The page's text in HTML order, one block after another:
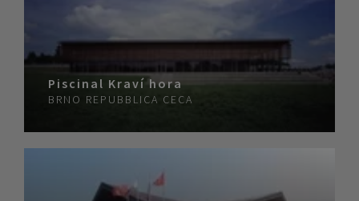
Piscinal Kraví hora
BRNO REPUBBLICA CECA